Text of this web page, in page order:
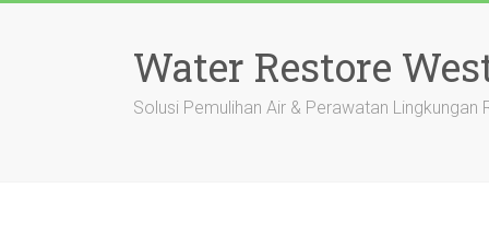
Water Restore
Solusi Pemulihan Air & Perawatan Lingkungan